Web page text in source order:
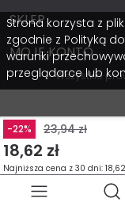
-22% 23,94 zł
18,62 zł
Najniższa cena z 30 dni: 18,62
SKLEP
MOJE KONTO
Wszystkie
Strona korzysta z
zgodnie z Polityką
warunki
przeglądarce lub